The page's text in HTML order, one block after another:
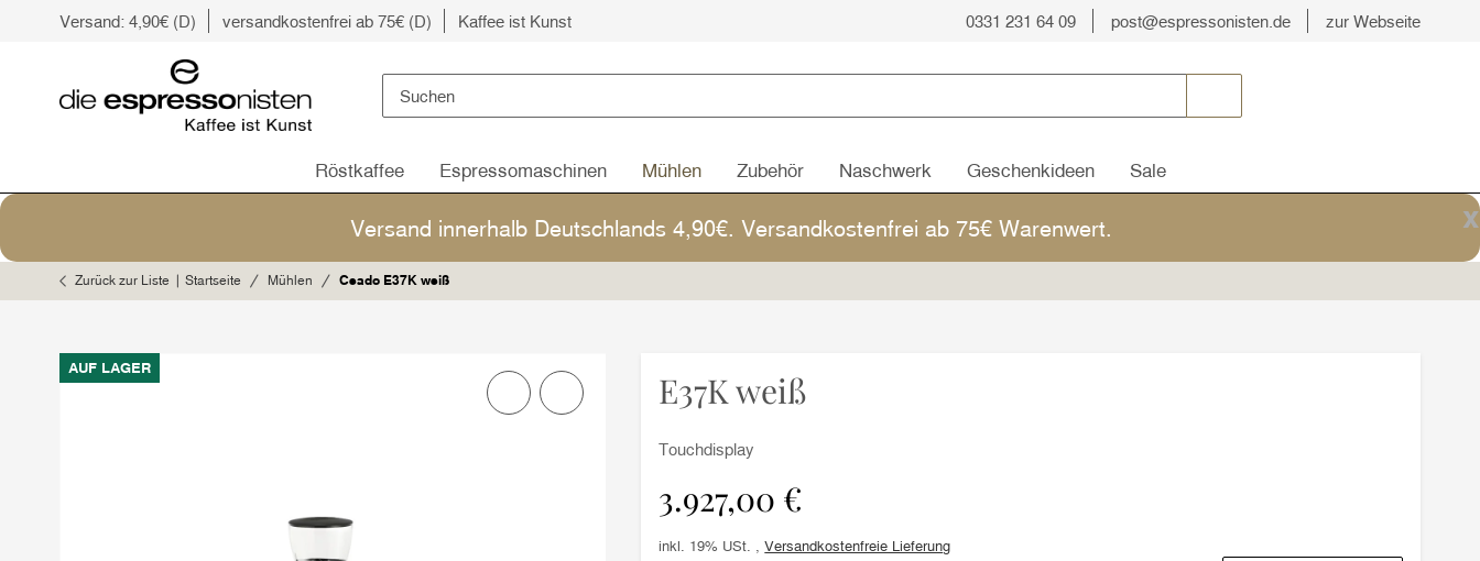
Versand: 4,90€ (D) versandkostenfrei ab 75€ (D) Kaffee ist Kunst 0331 231 64 09 post@espressonisten.de zur Webseite
Röstkaffee Espressomaschinen Mühlen Zubehör Naschwerk Geschenkideen Sale
x
Versand innerhalb Deutschlands 4,90€. Versandkostenfrei ab 75€ Warenwert.
Zurück zur Liste Startseite Mühlen Ceado E37K weiß
AUF LAGER
E37K weiß
Touchdisplay
3.927,00 €
inkl. 19% USt. ,Versandkostenfreie Lieferung